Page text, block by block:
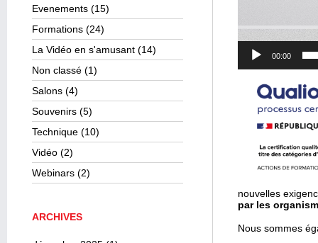
Evenements (15)
Formations (24)
La Vidéo en s'amusant (14)
Non classé (1)
Salons (4)
Souvenirs (5)
Technique (10)
Vidéo (2)
Webinars (2)
ARCHIVES
00:00
nouvelles
par les
Nous sommes